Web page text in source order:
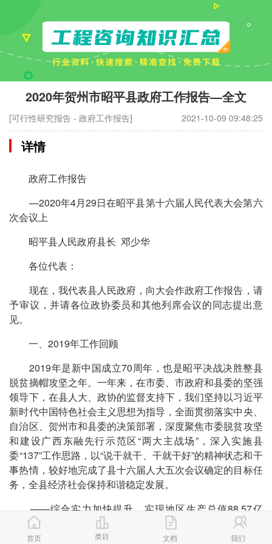
2020年贺州市昭平县政府工作报告—全文
[可行性研究报告 - 政府工作报告] 2021-10-09 09:48:25
详情
政府工作报告
—2020年4月29日在昭平县第十六届人民代表大会第六
次会议上
昭平县人民政府县长 邓少华
各位代表：
现在，我代表县人民政府，向大会作政府工作报告，请
予审议，并请各位政协委员和其他列席会议的同志提出意
见。
一、2019年工作回顾
2019年是新中国成立70周年，也是昭平决战决胜整县
脱贫摘帽攻坚之年。一年来，在市委、市政府和县委的坚强
领导下，在县人大、政协的监督支持下，我们坚持以习近平
新时代中国特色社会主义思想为指导，全面贯彻落实中央、
自治区、贺州市和县委的决策部署，深度聚焦市委脱贫攻坚
和建设广西东融先行示范区“两大主战场”，深入实施县
委“137”工作思路，以“说干就干、干就干好”的精神状态和干
事热情，较好地完成了县十六届人大五次会议确定的目标任
务，全县经济社会保持和谐稳定发展。
——综合实力加快提升。实现地区生产总值88.57亿
元，增长10.2%;城镇居民人均可支配收入和农村居民人均可
支配收入分别为32081元和12159元，“两个翻番①”提前一
首页 类目 文档 我们